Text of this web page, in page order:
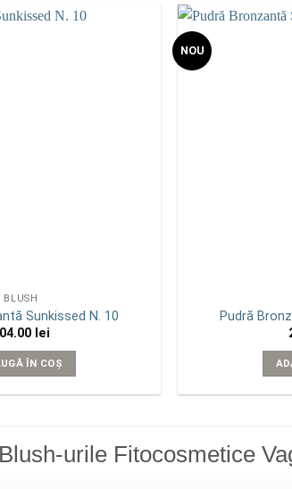
BLUSH
Sunkissed N. 10
lei
ÎN COȘ
NOU
Pudră
urile Fitocosmetice